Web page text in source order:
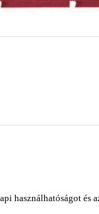
használhatóságot és